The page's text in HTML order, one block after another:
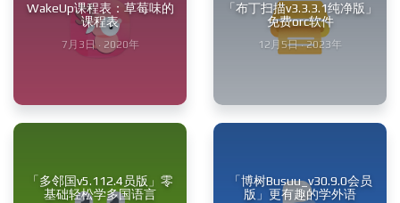
WakeUp课程表：草莓味的
课程表
7月3日 · 2020年
「布丁扫描v3.3.3.1纯净版」
免费orc软件
12月5日 · 2023年
「多邻国v5.112.4员版」零
基础轻松学多国语言
「博树Busuu_v30.9.0会员
版」更有趣的学外语